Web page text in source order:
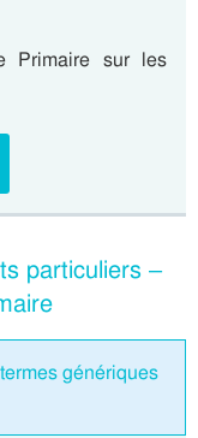
Primaire sur les
particuliers –
génériques